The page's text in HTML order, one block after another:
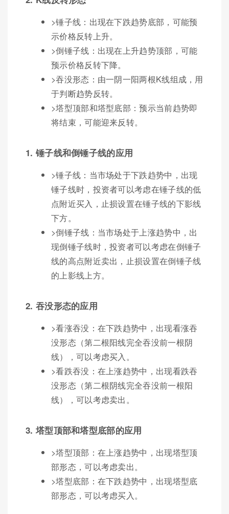
>锤子线：出现在下跌趋势底部，可能预
示价格反转上升。
>倒锤子线：出现在上升趋势顶部，可能
预示价格反转下降。
>吞没形态：由一阴一阳两根K线组成，用
于判断趋势反转。
>塔型顶部和塔型底部：预示当前趋势即
将结束，可能迎来反转。
1. 锤子线和倒锤子线的应用
>锤子线：当市场处于下跌趋势中，出现
锤子线时，投资者可以考虑在锤子线的低
点附近买入，止损设置在锤子线的下影线
下方。
>倒锤子线：当市场处于上涨趋势中，出
现倒锤子线时，投资者可以考虑在倒锤子
线的高点附近卖出，止损设置在倒锤子线
的上影线上方。
2. 吞没形态的应用
>看涨吞没：在下跌趋势中，出现看涨吞
没形态（第二根阳线完全吞没前一根阴
线），可以考虑买入。
>看跌吞没：在上涨趋势中，出现看跌吞
没形态（第二根阴线完全吞没前一根阳
线），可以考虑卖出。
3. 塔型顶部和塔型底部的应用
>塔型顶部：在上涨趋势中，出现塔型顶
部形态，可以考虑卖出。
>塔型底部：在下跌趋势中，出现塔型底
部形态，可以考虑买入。